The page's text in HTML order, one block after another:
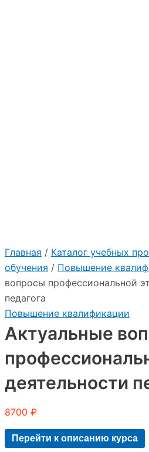
Главная / Каталог учебных
обучения / Повышение
вопросы профессиональной
педагога
Повышение квалификации
Актуальные
деятельности
8700 ₽
Перейти к описанию курса